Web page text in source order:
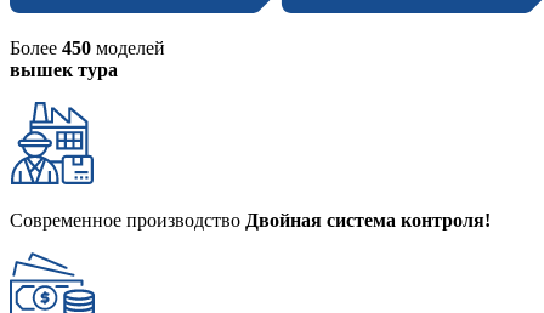
Более 450 моделей
вышек тура
Современное производство Двойная система контроля!